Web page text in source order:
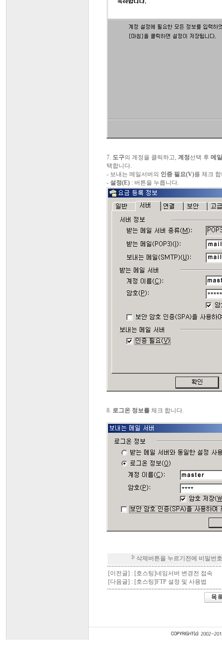
7. 도구의 계정을 클릭하고, 계정선택 후 메
택합니다.
- 보내는 메일서버의 인증 필요(V)를 체크
- 설정(E) : 버튼을 누릅니다.
8. 로그온 정보를 체크 합니다.
삭제버튼을 누르기전에 비밀번
[이전글] : [호스팅]네임서버 변경전 접속
[다음글] : [호스팅]FTP 설정 및 사용법